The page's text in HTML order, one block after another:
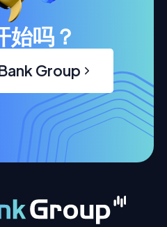
始吗？
Group